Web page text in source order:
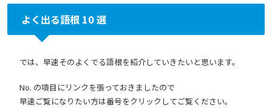
よく出る語根 10 選
では、早速そのよくでる語根を紹介していきたいと思います。
No. の項目にリンクを張っておきましたので
早速ご覧になりたい方は番号をクリックしてご覧ください。